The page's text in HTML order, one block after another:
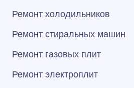
Ремонт холодильников
Ремонт стиральных машин
Ремонт газовых плит
Ремонт электроплит